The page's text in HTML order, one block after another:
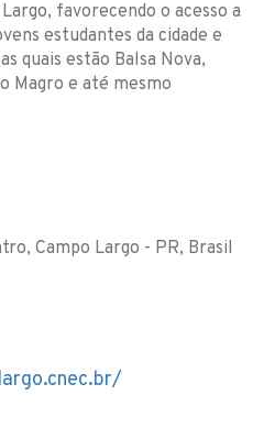
favorecendo o acesso a
estudantes da cidade e
quais estão Balsa Nova,
Magro e até mesmo
Campo Largo - PR, Brasil